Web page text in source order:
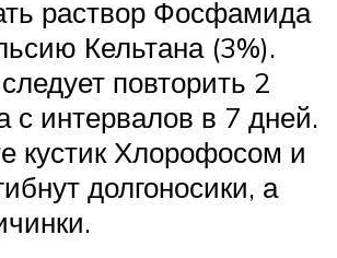
раствор Фосфамида
Кельтана (3%).
повторить 2
с интервалов в 7 дней.
кустик Хлорофосом и
долгоносики, а